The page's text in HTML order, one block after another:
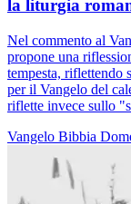
la liturgia
Nel commento al
propone una
tempesta,
per il Vangelo del
riflette invece sullo
Vangelo Bibbia